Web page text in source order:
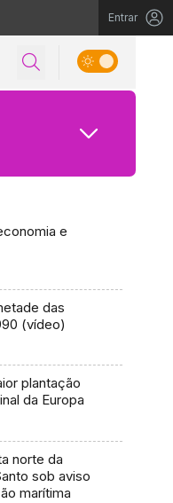
Entrar
e
das
(vídeo)
plantação
da Europa
norte da
sob aviso
marítima